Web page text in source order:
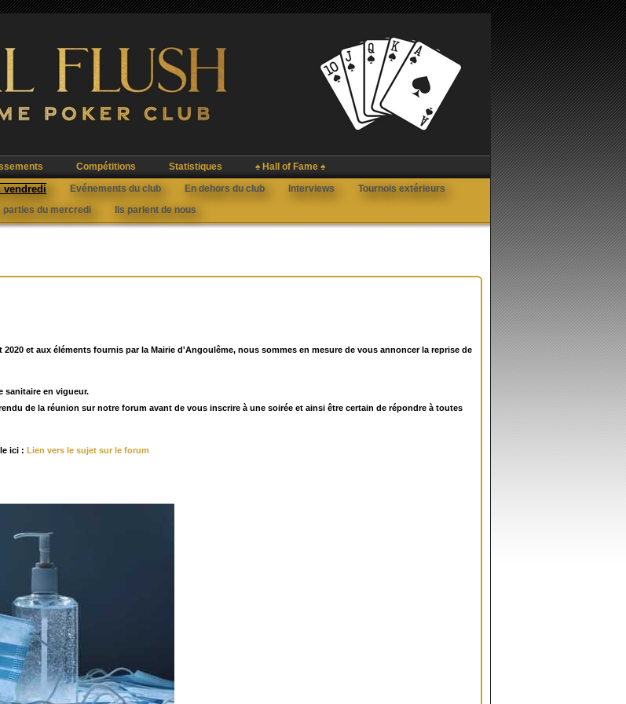
Compétitions Statistiques
♠ Hall of Fame ♠
vendredi Evénements du club En dehors du club Interviews
Tournois extérieurs
parties du mercredi Ils parlent de nous
et aux éléments fournis par la Mairie d'Angoulême, nous sommes en mesure de vous annoncer la reprise de
sanitaire en vigueur.
de la réunion sur notre forum avant de vous inscrire à une soirée et ainsi être certain de répondre à toutes
ici : Lien vers le sujet sur le forum